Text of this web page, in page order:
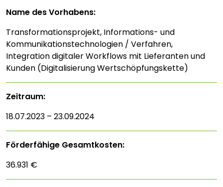
Name des Vorhabens:
Transformationsprojekt, Informations- und
Kommunikationstechnologien / Verfahren,
Integration digitaler Workflows mit Lieferanten und
Kunden (Digitalisierung Wertschöpfungskette)
Zeitraum:
18.07.2023 – 23.09.2024
Förderfähige Gesamtkosten:
36.931 €